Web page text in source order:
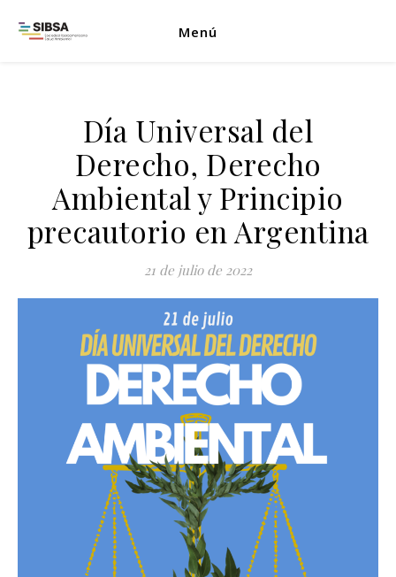
Menú
Día Universal del
Derecho, Derecho
Ambiental y Principio
precautorio en Argentina
21 de julio de 2022